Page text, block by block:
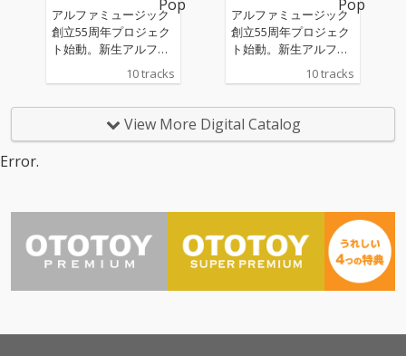
アルファミュージック
創立55周年プロジェク
ト始動。新生アルファ
ミュージック第1弾!現
在のシティポップブー
モンド瀧口によるプロ
ジェクトの流線形がヴ
シティミュージックを
届けることをテーマと
したアルバムがここに
完成。
10 tracks
アルファミュージック
創立55周年プロジェク
ト始動。新生アルファ
ミュージック第1弾!現
在のシティポップブー
モンド瀧口によるプロ
ジェクトの流線形がヴ
て再始動!世代を超えて
シティミュージックを
届けることをテーマと
したアルバムがここに
完成。
10 tracks
View More Digital Catalog
Error.